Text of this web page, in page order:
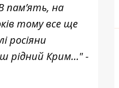
памʼять, на
тому все ще
росіяни
рідний Крим…" -